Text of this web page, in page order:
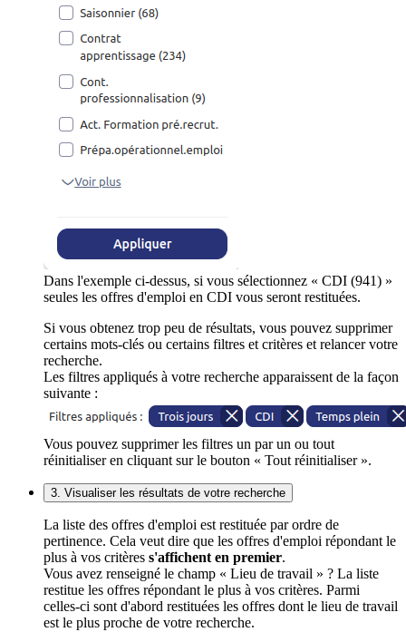
Dans l'exemple ci-dessus, si vous sélectionnez « CDI (941) »
seules les offres d'emploi en CDI vous seront restituées.
Si vous obtenez trop peu de résultats, vous pouvez supprimer
certains mots-clés ou certains filtres et critères et relancer votre
recherche.
Les filtres appliqués à votre recherche apparaissent de la façon
suivante :
Vous pouvez supprimer les filtres un par un ou tout
réinitialiser en cliquant sur le bouton « Tout réinitialiser ».
3. Visualiser les résultats de votre recherche
La liste des offres d'emploi est restituée par ordre de
pertinence. Cela veut dire que les offres d'emploi répondant le
plus à vos critères s'affichent en premier.
Vous avez renseigné le champ « Lieu de travail » ? La liste
restitue les offres répondant le plus à vos critères. Parmi
celles-ci sont d'abord restituées les offres dont le lieu de travail
est le plus proche de votre recherche.